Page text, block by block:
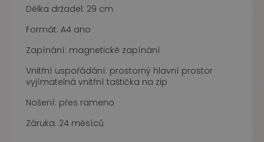
Délka držadel: 29 cm
Formát: A4 ano
Zapínání: magnetické zapínání
Vnitřní uspořádání: prostorný hlavní prostor
vyjímatelná vnitřní taštička na zip
Nošení: přes rameno
Záruka: 24 měsíců